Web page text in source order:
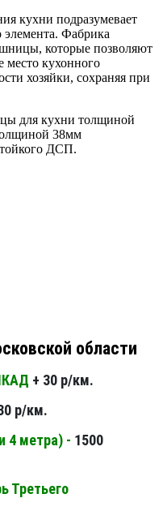
кухни подразумевает
элемента. Фабрика
которые позволяют
место кухонного
хозяйки, сохраняя при
для кухни толщиной
38мм
ДСП.
области
+ 30 р/км.
р/км.
4 метра) - 1500
Третьего